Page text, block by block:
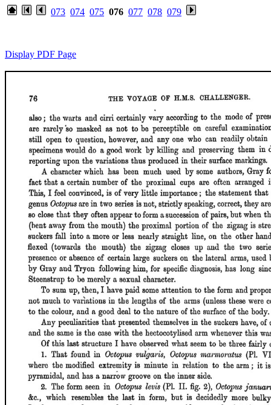
073 074 075 076 077 078 079
Display PDF Page